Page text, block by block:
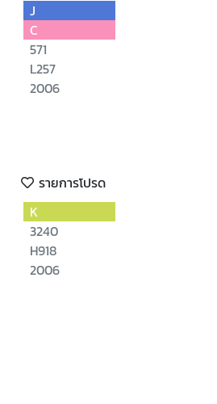
J
C
571
L257
2006
รายการโปรด
K
3240
H918
2006